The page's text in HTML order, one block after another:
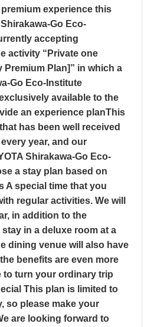
premium experience this
Go Eco-
accepting
activity “Private one
Premium Plan]” in which a
Go Eco-Institute
available to the
an experience planThis
has been well received
year, and our
Shirakawa-Go Eco-
a stay plan based on
A special time that you
regular activities. We will
in addition to the
in a deluxe room at a
dining venue will also have
benefits are even more
to turn your ordinary trip
This plan is limited to
so please make your
are looking forward to